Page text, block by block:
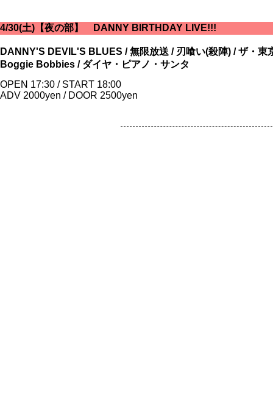
4/30(土)【夜の部】 DANNY BIRTHDAY LIVE!!!
DANNY'S DEVIL'S BLUES / 無限放送 / 刃喰い(殺陣) / ザ・
Boggie Bobbies / ダイヤ・ピアノ・サンタ
OPEN 17:30 / START 18:00
ADV 2000yen / DOOR 2500yen